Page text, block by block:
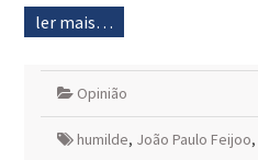
ler mais…
Opinião
humilde, João Paulo Feijoo,